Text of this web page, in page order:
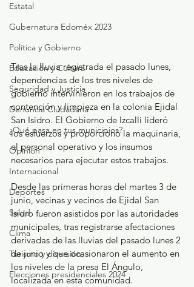
Estatal
Gubernatura Edoméx 2023
Política y Gobierno
Educación y Cultura
Seguridad y Justicia
Denuncia Ciudadana
¿Qué pasa en tus municipios?
Opinión
Internacional
Deportes
Salud
Clima
Turismo y diversión
Elecciones presidenciales 2024
Tras la lluvia registrada el pasado lunes,
dependencias de los tres niveles de
gobierno intervinieron en los trabajos de
contención y limpieza en la colonia Ejidal
San Isidro. El Gobierno de Izcalli lideró
los esfuerzos y proporcionó la maquinaria,
el personal operativo y los insumos
necesarios para ejecutar estos trabajos.
Desde las primeras horas del martes 3 de
junio, vecinas y vecinos de Ejidal San
Isidro fueron asistidos por las autoridades
municipales, tras registrarse afectaciones
derivadas de las lluvias del pasado lunes 2
de junio y que ocasionaron el aumento en
los niveles de la presa El Ángulo,
localizada en esta comunidad.